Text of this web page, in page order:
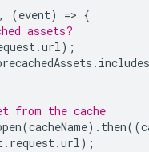
, (event) => {
assets?
.url);
. includes
from the cache
(cacheName). then((
. request.url);